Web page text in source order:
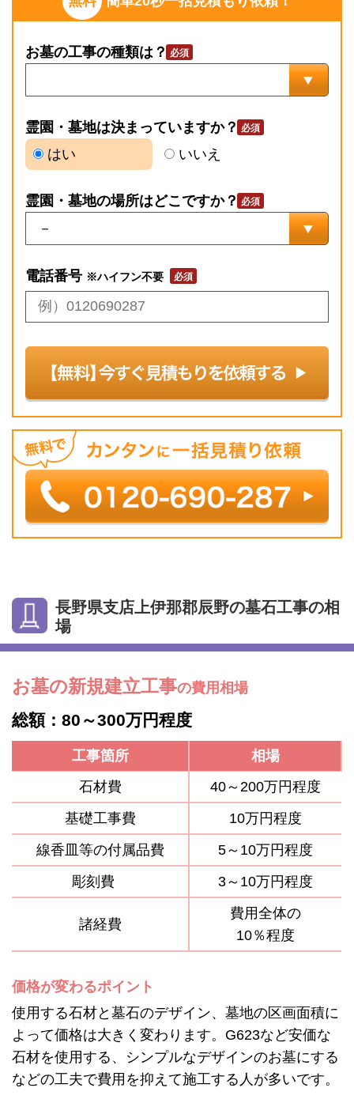
お墓の工事の種類は？
霊園・墓地は決まっていますか？
はい
いいえ
霊園・墓地の場所はどこですか？
電話番号 ※ハイフン不要
長野県支店上伊那郡辰野の墓石工事の相
場
お墓の新規建立工事の費用相場
総額：80～300万円程度
工事箇所
相場
石材費
40～200万円程度
基礎工事費
10万円程度
線香皿等の付属品費
5～10万円程度
彫刻費
3～10万円程度
諸経費
費用全体の
10％程度
価格が変わるポイント
使用する石材と墓石のデザイン、墓地の区画面積に
よって価格は大きく変わります。G623など安価な
石材を使用する、シンプルなデザインのお墓にする
などの工夫で費用を抑えて施工する人が多いです。